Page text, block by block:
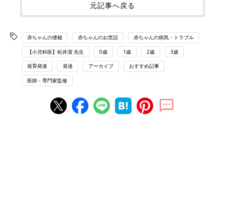
元記事へ戻る
赤ちゃんの便秘 赤ちゃんのお世話 赤ちゃんの病気・トラブル
【小児科医】松井潔 先生 0歳 1歳 2歳 3歳
発育発達 発達 アーカイブ おすすめ記事
医師・専門家監修